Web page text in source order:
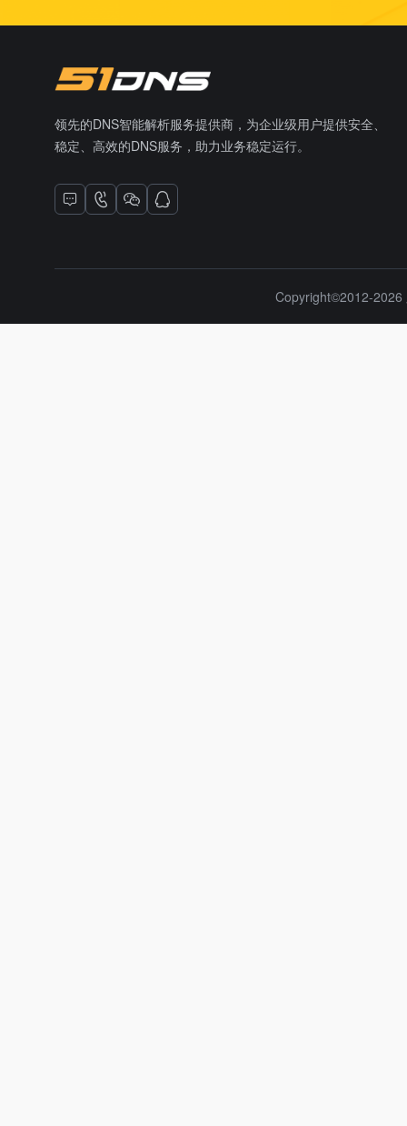
领先的DNS智能解析服务提供商，为企业级用户提供安全、
稳定、高效的DNS服务，助力业务稳定运行。
Copyright©2012-2026